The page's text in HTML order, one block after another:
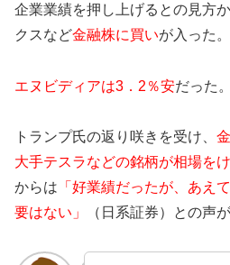
企業業績を押し上げるとの見方
クスなど金融株に買いが入った。
エヌビディアは3．2％安だった。
トランプ氏の返り咲きを受け、
大手テスラなどの銘柄が相場をけ
からは 「好業績だったが、あえ
要はない」
（日系証券）との声